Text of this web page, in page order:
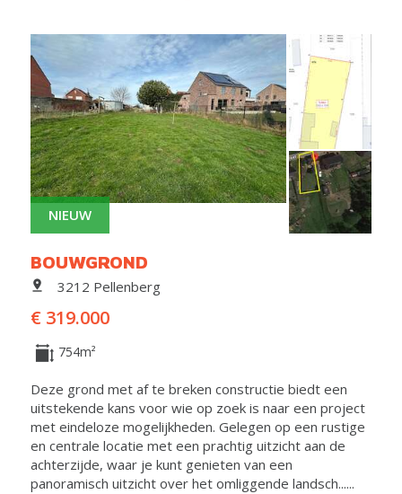
NIEUW
BOUWGROND
3212 Pellenberg
€ 319.000
754m²
Deze grond met af te breken constructie biedt een
uitstekende kans voor wie op zoek is naar een project
met eindeloze mogelijkheden. Gelegen op een rustige
en centrale locatie met een prachtig uitzicht aan de
achterzijde, waar je kunt genieten van een
panoramisch uitzicht over het omliggende landsch......